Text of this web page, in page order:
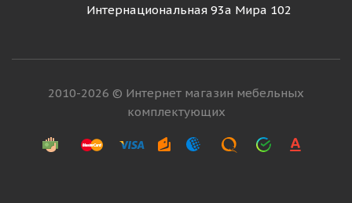
Интернациональная 93а Мира 102
2010-2026 © Интернет магазин мебельных
комплектующих